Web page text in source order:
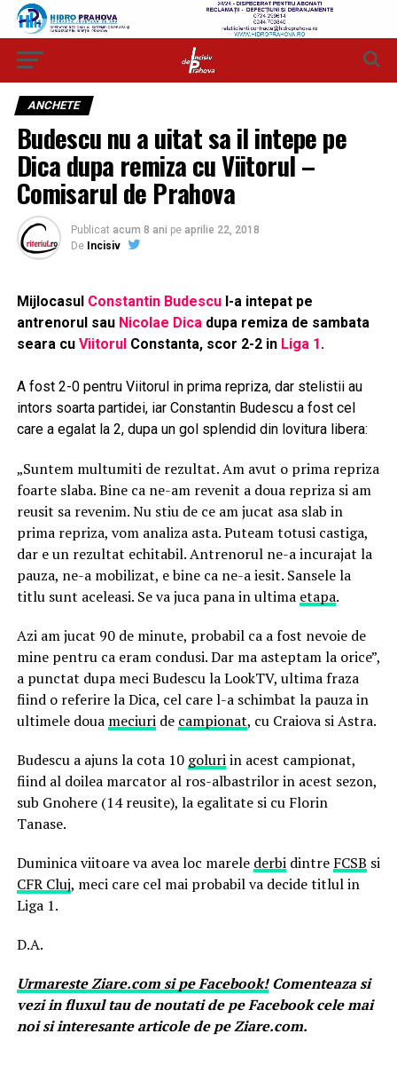
ANCHETE
Budescu nu a uitat sa il intepe pe
Dica dupa remiza cu Viitorul –
Comisarul de Prahova
Publicat acum 8 ani pe aprilie 22, 2018
De Incisiv
Mijlocasul Constantin Budescul-a intepat pe
antrenorul sau Nicolae Dicadupa remiza de sambata
seara cu ViitorulConstanta, scor 2-2 in Liga 1.
A fost 2-0 pentru Viitorul in prima repriza, dar stelistii au
intors soarta partidei, iar Constantin Budescu a fost cel
care a egalat la 2, dupa un gol splendid din lovitura libera:
„Suntem multumiti de rezultat. Am avut o prima repriza
foarte slaba. Bine ca ne-am revenit a doua repriza si am
reusit sa revenim. Nu stiu de ce am jucat asa slab in
prima repriza, vom analiza asta. Puteam totusi castiga,
dar e un rezultat echitabil. Antrenorul ne-a incurajat la
pauza, ne-a mobilizat, e bine ca ne-a iesit. Sansele la
titlu sunt aceleasi. Se va juca pana in ultima etapa.
Azi am jucat 90 de minute, probabil ca a fost nevoie de
mine pentru ca eram condusi. Dar ma asteptam la orice”,
a punctat dupa meci Budescu la LookTV, ultima fraza
fiind o referire la Dica, cel care l-a schimbat la pauza in
ultimele doua meciuride campionat, cu Craiova si Astra.
Budescu a ajuns la cota 10 goluriin acest campionat,
fiind al doilea marcator al ros-albastrilor in acest sezon,
sub Gnohere (14 reusite), la egalitate si cu Florin
Tanase.
Duminica viitoare va avea loc marele derbidintre FCSB si
CFR Cluj, meci care cel mai probabil va decide titlul in
Liga 1.
D.A.
UrmaresteZiare.comsi pe Facebook!Comenteaza si
vezi in fluxul tau de noutati de pe Facebook cele mai
noi si interesante articole de pe Ziare.com.